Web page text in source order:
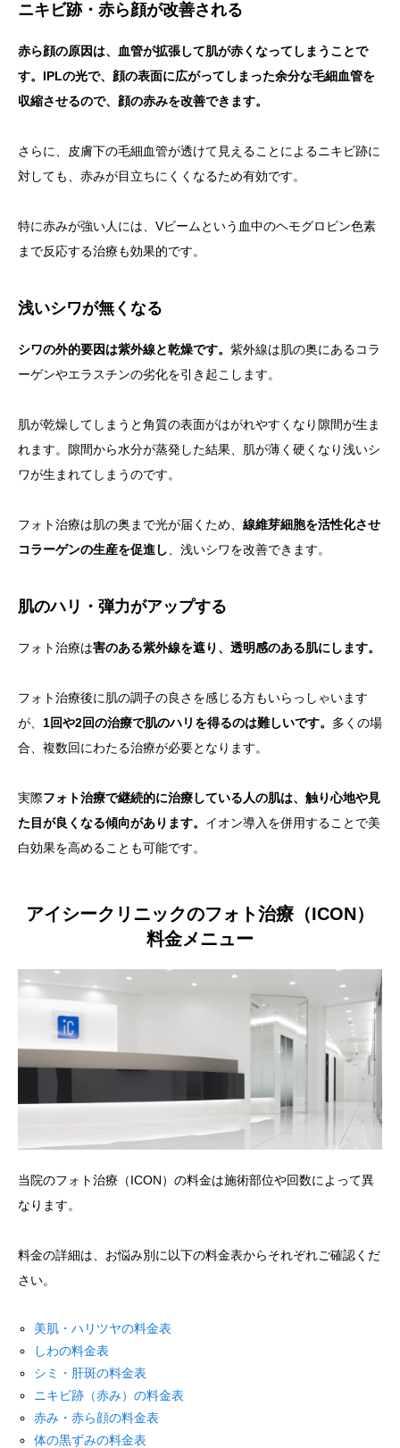
ニキビ跡・赤ら顔が改善される
赤ら顔の原因は、血管が拡張して肌が赤くなってしまうことで
す。IPLの光で、顔の表面に広がってしまった余分な毛細血管を
収縮させるので、顔の赤みを改善できます。
さらに、皮膚下の毛細血管が透けて見えることによるニキビ跡に
対しても、赤みが目立ちにくくなるため有効です。
特に赤みが強い人には、Vビームという血中のヘモグロビン色素
まで反応する治療も効果的です。
浅いシワが無くなる
シワの外的要因は紫外線と乾燥です。 紫外線は肌の奥にあるコラ
ーゲンやエラスチンの劣化を引き起こします。
肌が乾燥してしまうと角質の表面がはがれやすくなり隙間が生ま
れます。隙間から水分が蒸発した結果、肌が薄く硬くなり浅いシ
ワが生まれてしまうのです。
フォト治療は肌の奥まで光が届くため、 線維芽細胞を活性化させ
コラーゲンの生産を促進し 、浅いシワを改善できます。
肌のハリ・弾力がアップする
フォト治療は害のある紫外線を遮り、透明感のある肌にします。
フォト治療後に肌の調子の良さを感じる方もいらっしゃいます
が、 1回や2回の治療で肌のハリを得るのは難しいです。 多くの場
合、複数回にわたる治療が必要となります。
実際フォト治療で継続的に治療している人の肌は、触り心地や見
た目が良くなる傾向があります。 イオン導入を併用することで美
白効果を高めることも可能です。
アイシークリニックのフォト治療（ICON）
料金メニュー
当院のフォト治療（ICON）の料金は施術部位や回数によって異
なります。
料金の詳細は、お悩み別に以下の料金表からそれぞれご確認くだ
さい。
美肌・ハリツヤの料金表
しわの料金表
シミ・肝斑の料金表
ニキビ跡（赤み）の料金表
赤み・赤ら顔の料金表
体の黒ずみの料金表